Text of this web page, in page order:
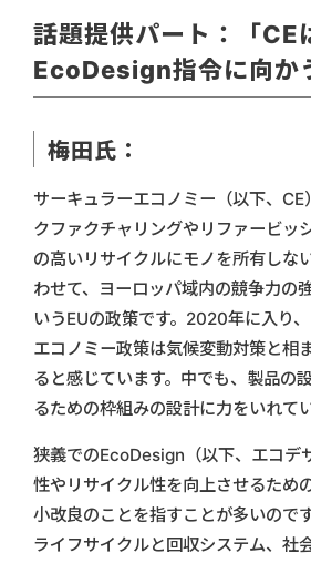
話題提供パート：「CE
EcoDesign指令に向か
梅田氏：
サーキュラーエコノミー（以下、
クファクチャリングやリファービッ
の高いリサイクルにモノを所有しな
わせて、ヨーロッパ域内の競争力の
いうEUの政策です。2020年に入り
エコノミー政策は気候変動対策と相
ると感じています。中でも、製品の
るための枠組みの設計に力をいれて
狭義でのEcoDesign（以下、エコデ
性やリサイクル性を向上させるため
小改良のことを指すことが多いので
ライフサイクルと回収システム、社